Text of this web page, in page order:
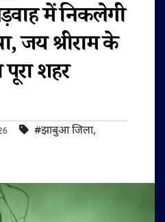
में निकलेगी
जय श्रीराम के
शहर
#झाबुआ जिला,